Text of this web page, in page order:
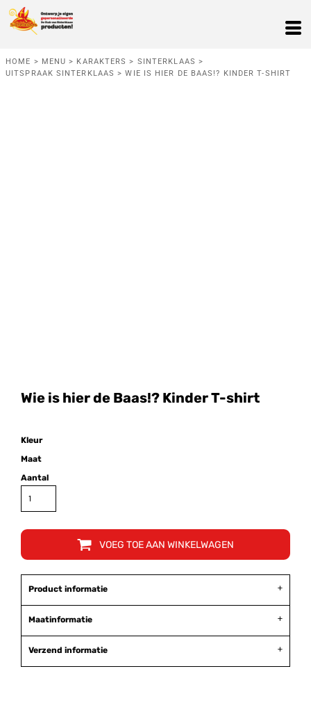
HOME > MENU > KARAKTERS > SINTERKLAAS >
UITSPRAAK SINTERKLAAS > WIE IS HIER DE BAAS!? KINDER T-SHIRT
Wie is hier de Baas!? Kinder T-shirt
Kleur
Maat
Aantal
VOEG TOE AAN WINKELWAGEN
Product informatie
Maatinformatie
Verzend informatie